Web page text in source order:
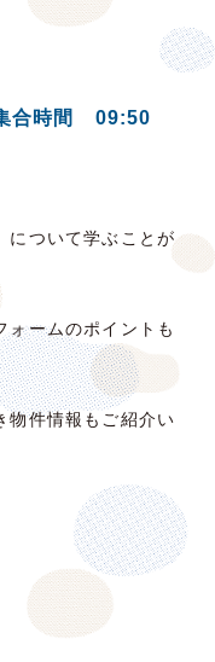
合時間 09:50
について学ぶことが
ォームのポイントも
物件情報もご紹介い